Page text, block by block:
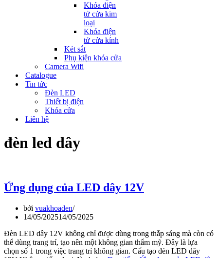
Khóa điện
tử cửa kim
loại
Khóa điện
tử cửa kính
Két sắt
Phụ kiện khóa cửa
Camera Wifi
Catalogue
Tin tức
Đèn LED
Thiết bị điện
Khóa cửa
Liên hệ
đèn led dây
Ứng dụng của LED dây 12V
bởi vuakhoaden
14/05/202514/05/2025
Đèn LED dây 12V không chỉ được dùng trong thắp sáng mà còn có
thể dùng trang trí, tạo nên một không gian thẩm mỹ. Đây là lựa
chọn số 1 trong việc trang trí không gian. Cấu tạo đèn LED dây